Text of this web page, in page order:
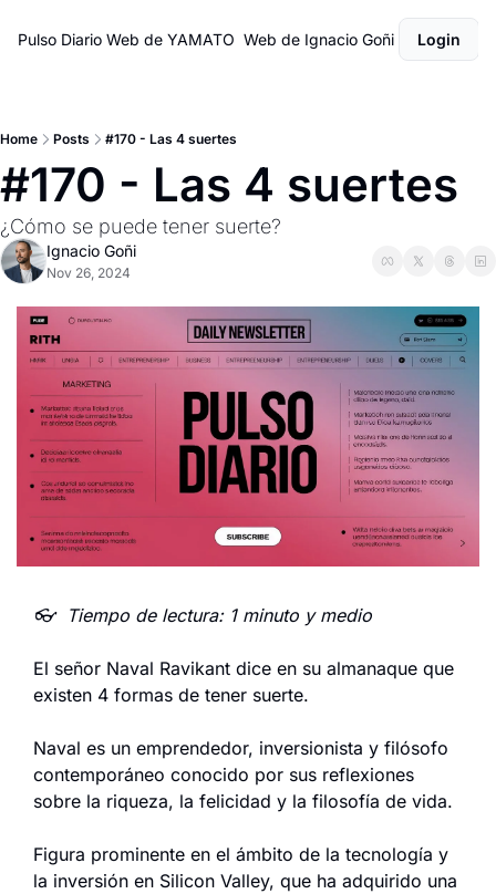
Pulso Diario Web de YAMATO Web de Ignacio Goñi Login
Home Posts #170 - Las 4 suertes
#170 - Las 4 suertes
¿Cómo se puede tener suerte?
Ignacio Goñi
Nov 26, 2024
👓  Tiempo de lectura: 1 minuto y medio
El señor Naval Ravikant dice en su almanaque que
existen 4 formas de tener suerte.
Naval es un emprendedor, inversionista y filósofo
contemporáneo conocido por sus reflexiones
sobre la riqueza, la felicidad y la filosofía de vida.
Figura prominente en el ámbito de la tecnología y
la inversión en Silicon Valley, que ha adquirido una